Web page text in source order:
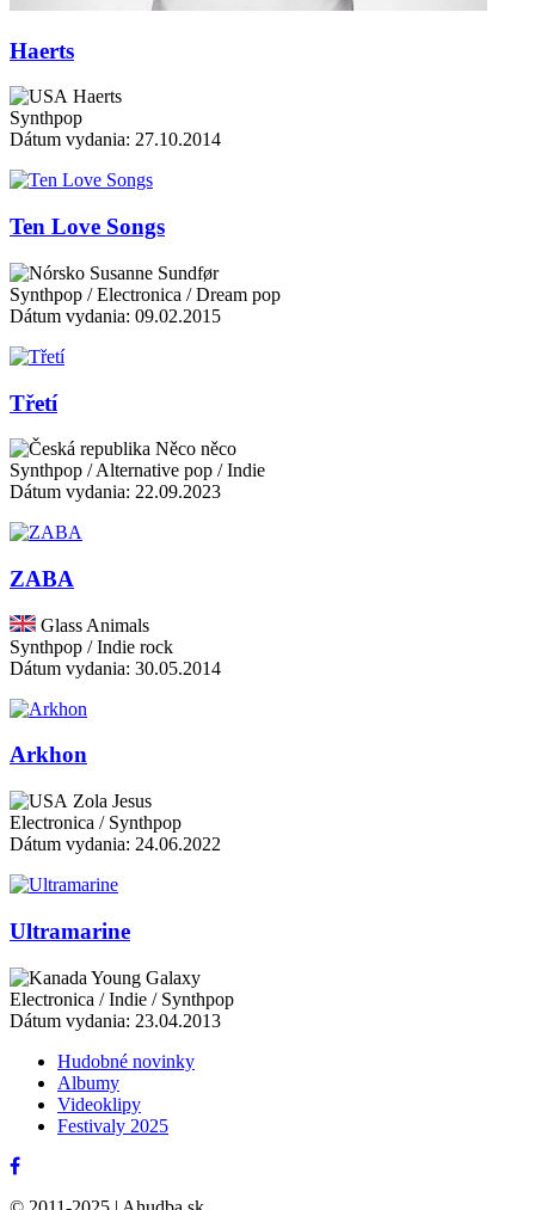
Haerts
Haerts
Synthpop
Dátum vydania: 27.10.2014
Ten Love Songs
Susanne Sundfør
Synthpop / Electronica / Dream pop
Dátum vydania: 09.02.2015
Třetí
Něco něco
Synthpop / Alternative pop / Indie
Dátum vydania: 22.09.2023
ZABA
Glass Animals
Synthpop / Indie rock
Dátum vydania: 30.05.2014
Arkhon
Zola Jesus
Electronica / Synthpop
Dátum vydania: 24.06.2022
Ultramarine
Young Galaxy
Electronica / Indie / Synthpop
Dátum vydania: 23.04.2013
Hudobné novinky
Albumy
Videoklipy
Festivaly 2025